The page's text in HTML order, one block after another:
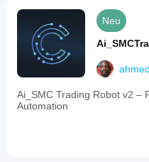
Neu
Ai_SMC Trading Robot v2 –
Automation